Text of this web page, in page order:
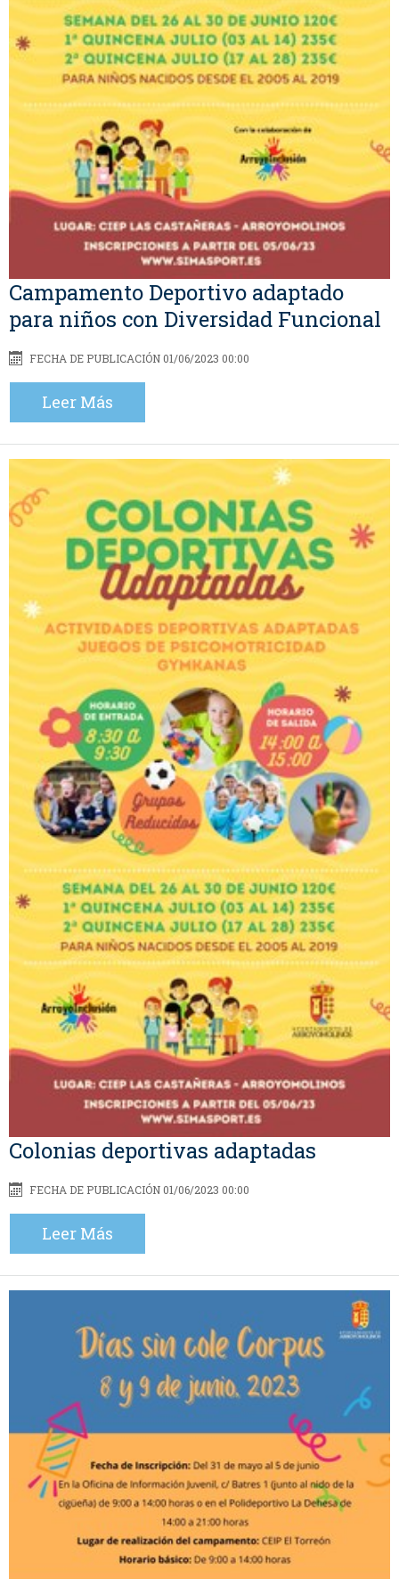
Campamento Deportivo adaptado
para niños con Diversidad Funcional
FECHA DE PUBLICACIÓN 01/06/2023 00:00
Leer Más
Colonias deportivas adaptadas
FECHA DE PUBLICACIÓN 01/06/2023 00:00
Leer Más